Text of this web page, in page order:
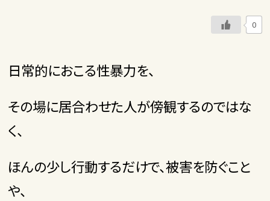
0
日常的におこる性暴力を、
その場に居合わせた人が傍観するのではな
く、
ほんの少し行動するだけで、被害を防ぐこと
や、